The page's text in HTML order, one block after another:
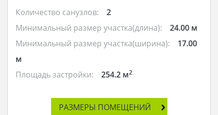
Количество санузлов:
2
Минимальный размер участка(длина):
24.00 м
Минимальный размер участка(ширина):
17.00
м
Площадь застройки:
254.2 м2
РАЗМЕРЫ ПОМЕЩЕНИЙ